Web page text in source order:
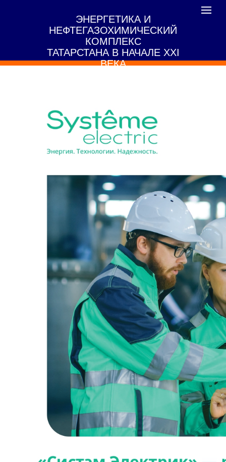
ЭНЕРГЕТИКА И
НЕФТЕГАЗОХИМИЧЕСКИЙ
КОМПЛЕКС
ТАТАРСТАНА В НАЧАЛЕ XXI
ВЕКА
Toggle